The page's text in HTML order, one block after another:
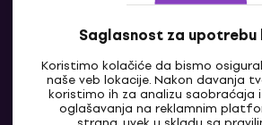
Saglasnost za
Koristimo kolačiće da bismo
naše veb lokacije. Nakon davanja
koristimo ih za analizu saobraćaja
oglašavanja na reklamnim
Kontaktiraj nas